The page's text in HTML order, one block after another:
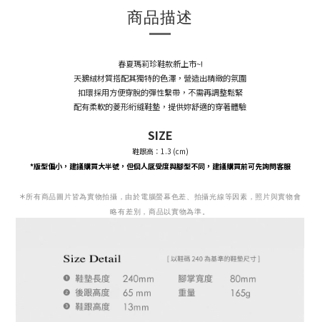
商品描述
春夏瑪莉珍鞋款新上市~!
天鵝絨材質搭配其獨特的色澤，營造出精緻的氛圍
扣環採用方便穿脫的彈性繫帶，不需再調整鬆緊
配有柔軟的菱形絎縫鞋墊，提供妳舒適的穿著體驗
SIZE
鞋跟高：1.3 (cm)
*版型偏小， 建議購買大半號， 但個人感受度與腳型不同，建議購買前可先詢問客服
＊所有商品圖片皆為實物拍攝，由於電腦螢幕色差、拍攝光線等因素，照片與實物會
略有差別，商品以實物為準。